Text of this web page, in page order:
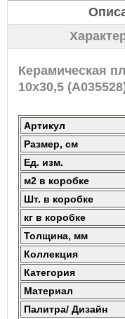
Керамическая
10x30,5
Артикул
Размер, см
Ед. изм.
м2 в коробке
Шт. в коробке
кг в коробке
Толщина, мм
Коллекция
Категория
Материал
Палитра/ Дизайн